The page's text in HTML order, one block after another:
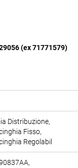
(ex 71771579)
Distribuzione,
Fisso,
Regolabil